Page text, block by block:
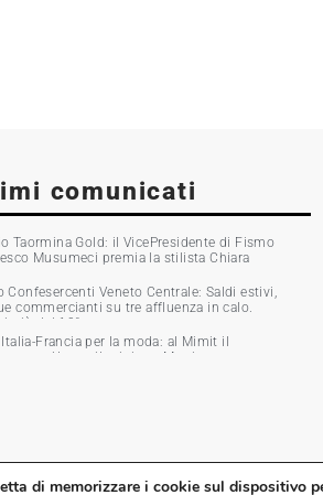
comunicati
Taormina Gold: il VicePresidente di Fismo
Musumeci premia la stilista Chiara
Confesercenti Veneto Centrale: Saldi estivi,
commercianti su tre affluenza in calo.
giù del 10%
Francia per la moda: al Mimit il
tra Urso e il ministro Martin
di memorizzare i cookie sul dispositivo